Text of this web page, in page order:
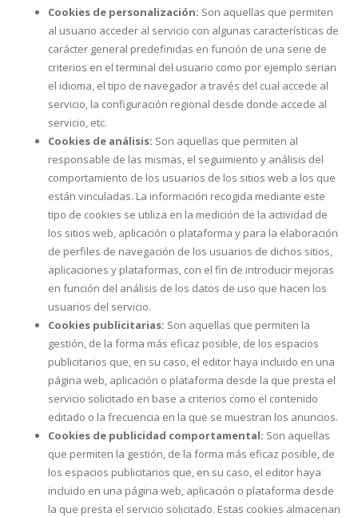
Cookies de personalización: Son aquellas que permiten
al usuario acceder al servicio con algunas características de
carácter general predefinidas en función de una serie de
criterios en el terminal del usuario como por ejemplo serian
el idioma, el tipo de navegador a través del cual accede al
servicio, la configuración regional desde donde accede al
servicio, etc.
Cookies de análisis: Son aquellas que permiten al
responsable de las mismas, el seguimiento y análisis del
comportamiento de los usuarios de los sitios web a los que
están vinculadas. La información recogida mediante este
tipo de cookies se utiliza en la medición de la actividad de
los sitios web, aplicación o plataforma y para la elaboración
de perfiles de navegación de los usuarios de dichos sitios,
aplicaciones y plataformas, con el fin de introducir mejoras
en función del análisis de los datos de uso que hacen los
usuarios del servicio.
Cookies publicitarias: Son aquellas que permiten la
gestión, de la forma más eficaz posible, de los espacios
publicitarios que, en su caso, el editor haya incluido en una
página web, aplicación o plataforma desde la que presta el
servicio solicitado en base a criterios como el contenido
editado o la frecuencia en la que se muestran los anuncios.
Cookies de publicidad comportamental: Son aquellas
que permiten la gestión, de la forma más eficaz posible, de
los espacios publicitarios que, en su caso, el editor haya
incluido en una página web, aplicación o plataforma desde
la que presta el servicio solicitado. Estas cookies almacenan